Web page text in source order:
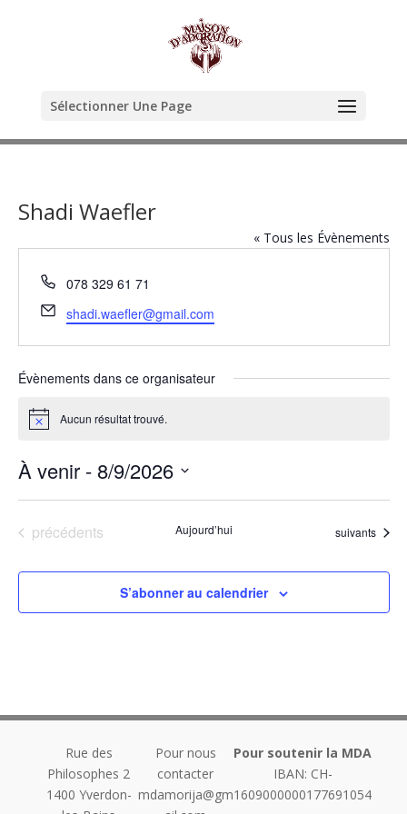
Sélectionner Une Page
Shadi Waefler
« Tous les Évènements
Téléphone
078 329 61 71
Email
shadi.waefler@gmail.com
Évènements dans ce organisateur
Notice Aucun résultat trouvé.
À venir - 8/9/2026
date.Évènements
précédents Aujourd’hui Évènements
suivants
S’abonner au calendrier
Rue des
Philosophes 2
1400 Yverdon-
Pour nous
contacter
mdamorija@gm
Pour soutenir la MDA
IBAN: CH-
1609000000177691054